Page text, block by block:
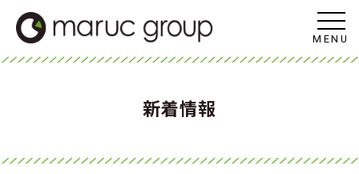
MENU
新着情報